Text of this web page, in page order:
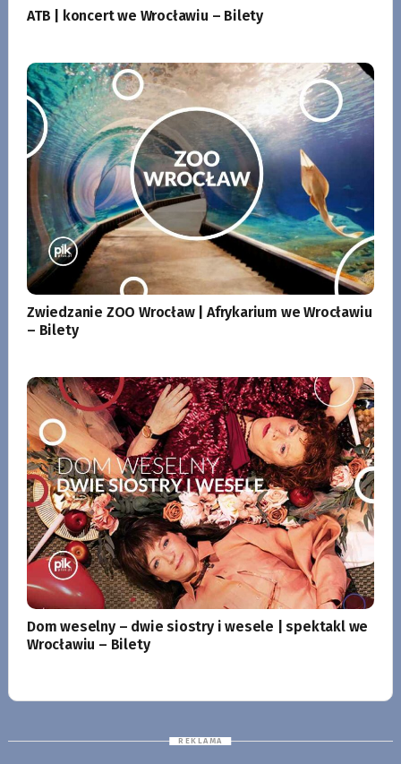
ATB | koncert we Wrocławiu – Bilety
Zwiedzanie ZOO Wrocław | Afrykarium we Wrocławiu
– Bilety
Dom weselny – dwie siostry i wesele | spektakl we
Wrocławiu – Bilety